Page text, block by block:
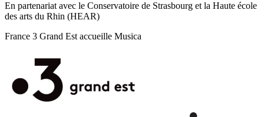
En partenariat avec le Conservatoire de Strasbourg et la Haute école
des arts du Rhin (HEAR)
France 3 Grand Est accueille Musica